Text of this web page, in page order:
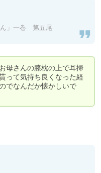
ん」一巻 第五尾
母さんの膝枕の上で耳掃
って気持ち良くなった経
でなんだか懐かしいで